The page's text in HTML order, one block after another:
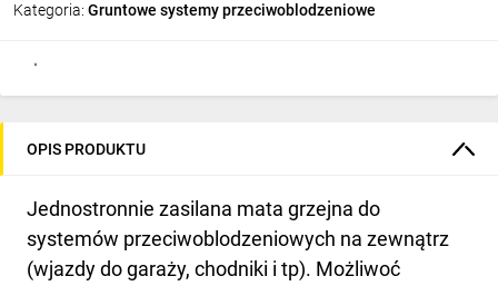
Kategoria: Gruntowe systemy przeciwoblodzeniowe
OPIS PRODUKTU
Jednostronnie zasilana mata grzejna do
systemów przeciwoblodzeniowych na zewnątrz
(wjazdy do garaży, chodniki i tp). Możliwoć